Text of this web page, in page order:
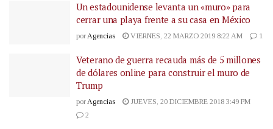
Un estadounidense levanta un «muro» para
cerrar una playa frente a su casa en México
porAgencias VIERNES, 22 MARZO 2019 8:22 AM 1
Veterano de guerra recauda más de 5 millones
de dólares online para construir el muro de
Trump
por Agencias
JUEVES, 20 DICIEMBRE 2018 3:49 PM
2